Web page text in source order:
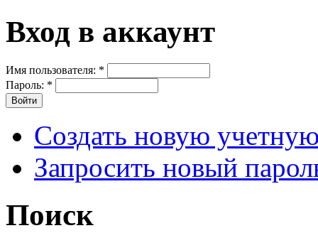
Вход в аккаунт
Имя пользователя: *
Пароль: *
Создать новую
Запросить новый
Поиск